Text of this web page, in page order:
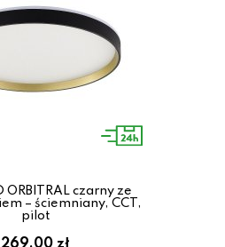
ORBITRAL czarny ze
– ściemniany, CCT,
pilot